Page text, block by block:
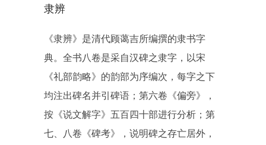
隶辨
《隶辨》是清代顾蔼吉所编撰的隶书字
典。全书八卷是采自汉碑之隶字，以宋
《礼部韵略》的韵部为序编次，每字之下
均注出碑名并引碑语；第六卷《偏旁》，
按《说文解字》五百四十部进行分析；第
七、八卷《碑考》，说明碑之存亡居外，